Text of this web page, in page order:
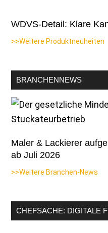
WDVS-Detail: Klare
>>Weitere Produktneuheiten
BRANCHENNEWS
Maler & Lackierer
ab Juli 2026
>>Weitere Branchen-News
CHEFSACHE: DIGITALE